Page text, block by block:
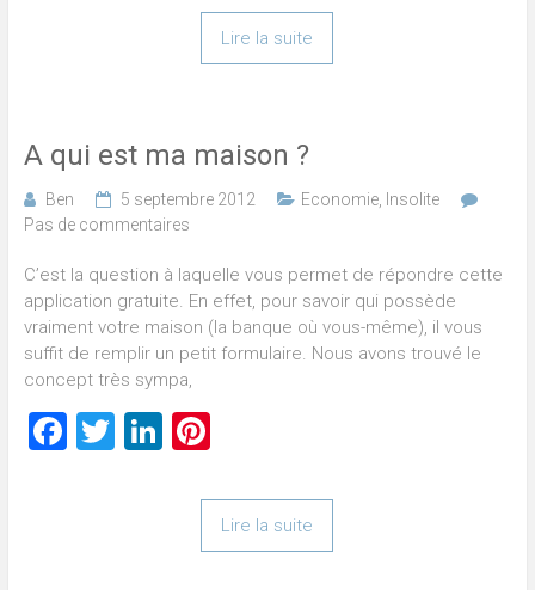
Lire la suite
A qui est ma maison ?
Ben 5 septembre 2012 Economie,
Insolite
Pas de commentaires
C’est la question à laquelle vous permet de répondre cette
application gratuite. En effet, pour savoir qui possède
vraiment votre maison (la banque où vous-même), il vous
suffit de remplir un petit formulaire. Nous avons trouvé le
concept très sympa,
Facebook
TwitterLinkedIn
Pinterest
Lire la suite